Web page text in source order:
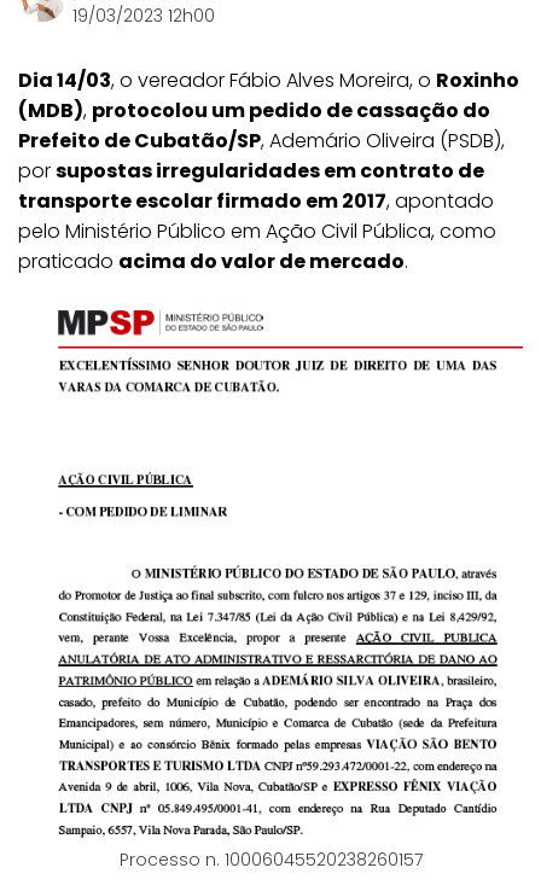
19/03/2023 12h00
Dia 14/03, o vereador Fábio Alves Moreira, o Roxinho
(MDB), protocolou um pedido de cassação do
Prefeito de Cubatão/SP, Ademário Oliveira (PSDB),
porsupostas irregularidades em contrato de
transporte escolar firmado em 2017, apontado
pelo Ministério Público em Ação Civil Pública, como
praticado acima do valor de mercado.
Processo n. 10006045520238260157